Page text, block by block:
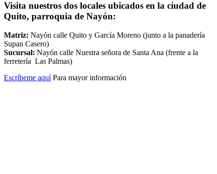
Visita nuestros dos locales ubicados en la ciudad de
Quito, parroquia de Nayón:
Matriz: Nayón calle Quito y García Moreno (junto a la panadería
Supan Casero)
Sucursal: Nayón calle Nuestra señora de Santa Ana (frente a la
ferretería Las Palmas)
Escríbeme aquíPara mayor información